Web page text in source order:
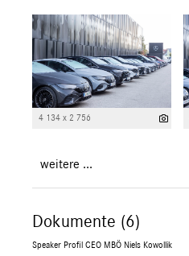
4 134 x 2 756
weitere ...
Dokumente (6)
Speaker Profil CEO MBÖ Niels Kowollik